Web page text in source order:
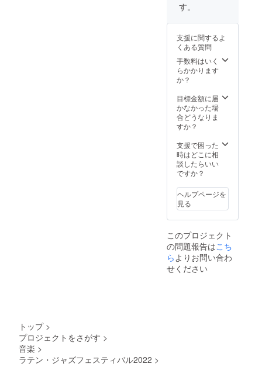
す。
支援に関するよ
くある質問
手数料はいく
らかかります
か？
目標金額に届
かなかった場
合どうなりま
すか？
支援で困った
時はどこに相
談したらいい
ですか？
ヘルプページを
見る
このプロジェクト
の問題報告はこち
らよりお問い合わ
せください
トップ >
プロジェクトをさがす >
音楽 >
ラテン・ジャズフェスティバル2022 >